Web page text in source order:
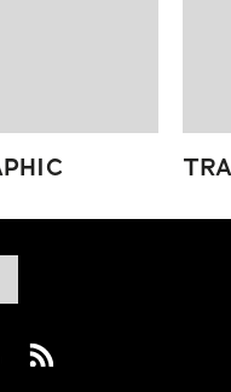
us on Youtube
Visit us on Rss